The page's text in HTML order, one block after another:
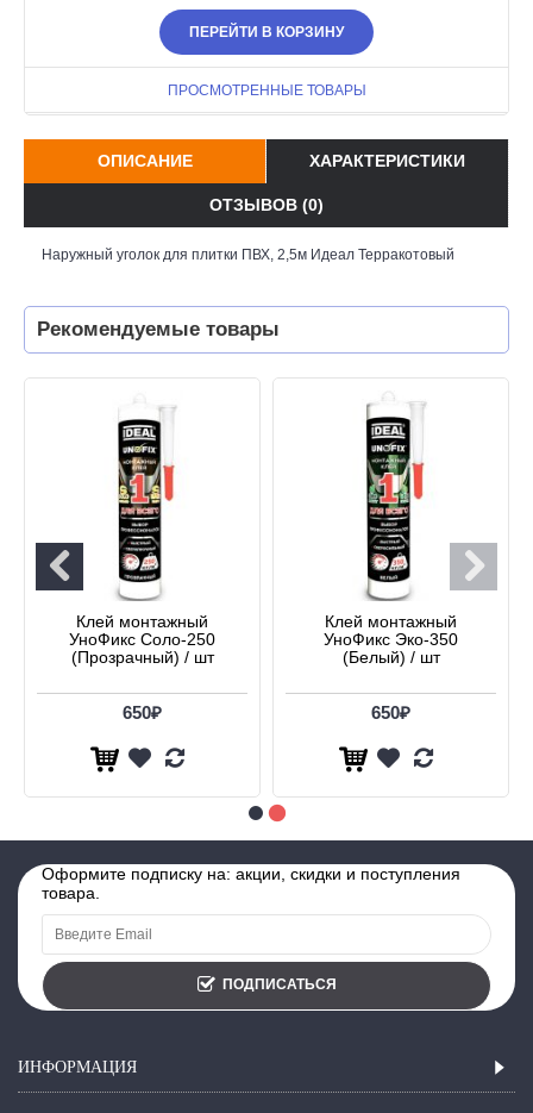
ПЕРЕЙТИ В КОРЗИНУ
ПРОСМОТРЕННЫЕ ТОВАРЫ
ОПИСАНИЕ ХАРАКТЕРИСТИКИ
ОТЗЫВОВ (0)
Наружный уголок для плитки ПВХ, 2,5м Идеал Терракотовый
Рекомендуемые товары
Клей монтажный
УноФикс Соло-250
(Прозрачный) / шт
650₽
Клей монтажный
УноФикс Эко-350
(Белый) / шт
650₽
Оформите подписку на: акции, скидки и поступления
товара.
ПОДПИСАТЬСЯ
ИНФОРМАЦИЯ